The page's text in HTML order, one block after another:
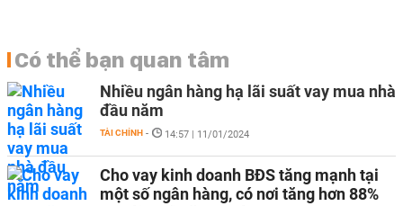
Có thể bạn quan tâm
Nhiều ngân hàng hạ lãi suất vay mua nhà
đầu năm
TÀI CHÍNH - 14:57 | 11/01/2024
Cho vay kinh doanh BĐS tăng mạnh tại
một số ngân hàng, có nơi tăng hơn 88%